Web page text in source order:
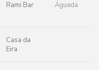
Rami Bar Águeda
Casa da
Eira